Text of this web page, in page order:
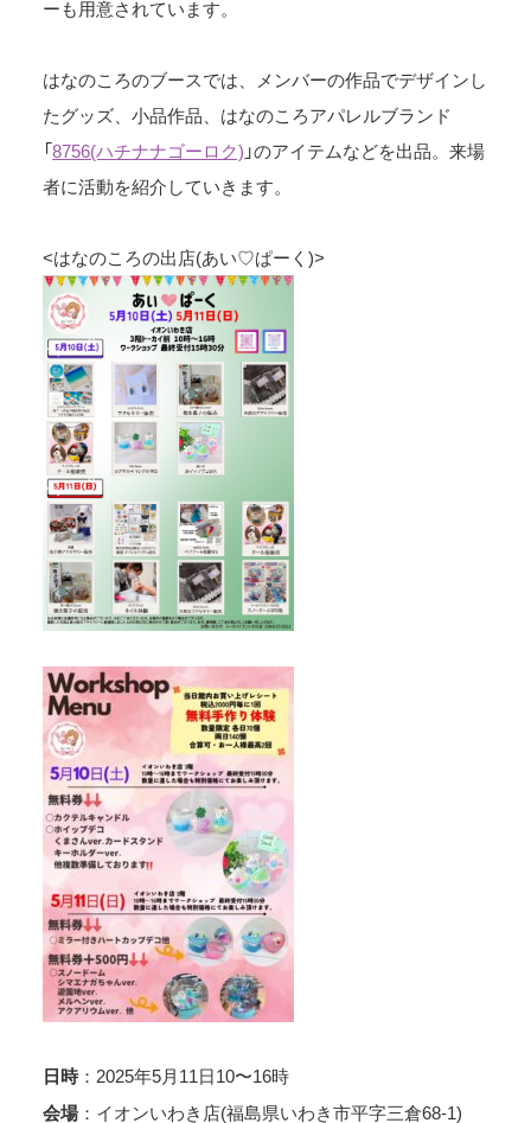
ーも用意されています。
はなのころのブースでは、メンバーの作品でデザインし
たグッズ、小品作品、はなのころアパレルブランド
「8756(ハチナナゴーロク) 」のアイテムなどを出品。来場
者に活動を紹介していきます。
<はなのころの出店(あい♡ぱーく)>
日時：2025年5月11日10〜16時
会場：イオンいわき店(福島県いわき市平字三倉68-1)